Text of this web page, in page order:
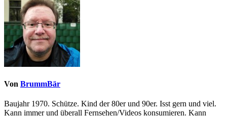
Von BrummBär
Baujahr 1970. Schütze. Kind der 80er und 90er. Isst gern und viel.
Kann immer und überall Fernsehen/Videos konsumieren. Kann